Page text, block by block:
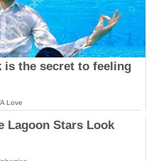
the secret to feeling
Love
Lagoon Stars Look